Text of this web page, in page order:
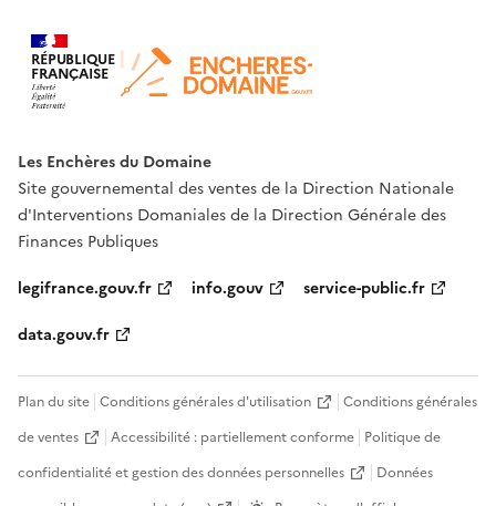
RÉPUBLIQUE
FRANÇAISE
Les Enchères du Domaine
Site gouvernemental des ventes de la Direction Nationale
d'Interventions Domaniales de la Direction Générale des
Finances Publiques
legifrance.gouv.fr
info.gouv
service-public.fr
data.gouv.fr
Plan du site Conditions générales d'utilisation
Conditions générales
de ventes
Accessibilité : partiellement conforme Politique de
confidentialité et gestion des données personnelles
Données